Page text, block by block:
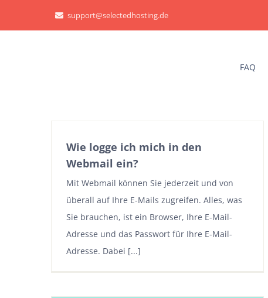
support@selectedhosting.de
FAQ
Wie logge ich mich in den
Webmail ein?
Mit Webmail können Sie jederzeit und von
überall auf Ihre E-Mails zugreifen. Alles, was
Sie brauchen, ist ein Browser, Ihre E-Mail-
Adresse und das Passwort für Ihre E-Mail-
Adresse. Dabei [...]